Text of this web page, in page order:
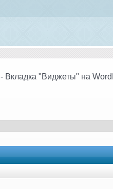
- Вкладка "Виджеты" на